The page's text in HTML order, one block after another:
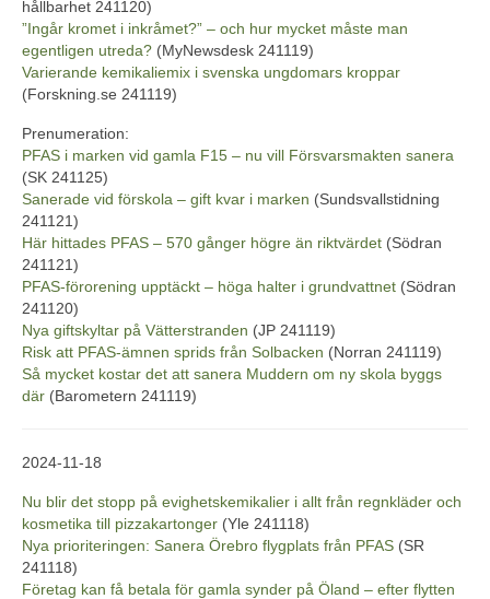
hållbarhet 241120)
”Ingår kromet i inkråmet?” – och hur mycket måste man
egentligen utreda? (MyNewsdesk 241119)
Varierande kemikaliemix i svenska ungdomars kroppar
(Forskning.se 241119)
Prenumeration:
PFAS i marken vid gamla F15 – nu vill Försvarsmakten sanera
(SK 241125)
Sanerade vid förskola – gift kvar i marken (Sundsvallstidning
241121)
Här hittades PFAS – 570 gånger högre än riktvärdet (Södran
241121)
PFAS-förorening upptäckt – höga halter i grundvattnet (Södran
241120)
Nya giftskyltar på Vätterstranden (JP 241119)
Risk att PFAS-ämnen sprids från Solbacken (Norran 241119)
Så mycket kostar det att sanera Muddern om ny skola byggs
där (Barometern 241119)
2024-11-18
Nu blir det stopp på evighetskemikalier i allt från regnkläder och
kosmetika till pizzakartonger (Yle 241118)
Nya prioriteringen: Sanera Örebro flygplats från PFAS (SR
241118)
Företag kan få betala för gamla synder på Öland – efter flytten